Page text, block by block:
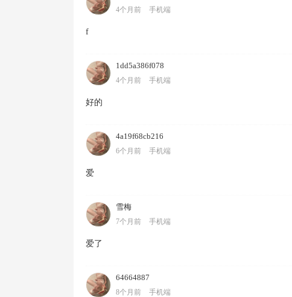
4个月前 手机端
f
1dd5a386f078
4个月前 手机端
好的
4a19f68cb216
6个月前 手机端
爱
雪梅
7个月前 手机端
爱了
64664887
8个月前 手机端